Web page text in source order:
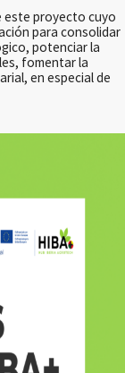
este proyecto cuyo
para consolidar
potenciar la
fomentar la
en especial de